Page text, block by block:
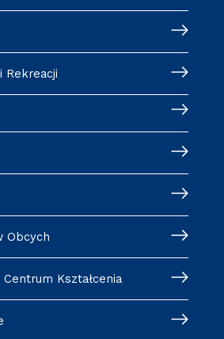
Rekreacji
Obcych
Kształcenia